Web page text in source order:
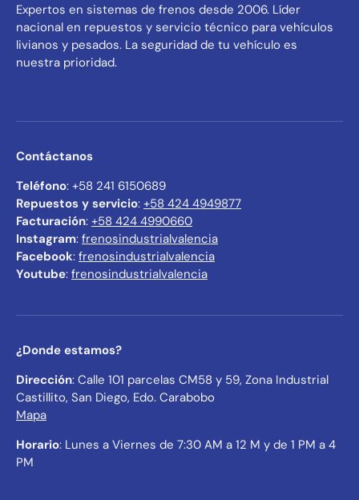
Expertos en sistemas de frenos desde 2006. Líder
nacional en repuestos y servicio técnico para vehículos
livianos y pesados. La seguridad de tu vehículo es
nuestra prioridad.
Contáctanos
Teléfono: +58 241 6150689
Repuestos y servicio: +58 424 4949877
Facturación: +58 424 4990660
Instagram: frenosindustrialvalencia
Facebook: frenosindustrialvalencia
Youtube: frenosindustrialvalencia
¿Donde estamos?
Dirección: Calle 101 parcelas CM58 y 59, Zona Industrial
Castillito, San Diego, Edo. Carabobo
Mapa
Horario: Lunes a Viernes de 7:30 AM a 12 M y de 1 PM a 4
PM